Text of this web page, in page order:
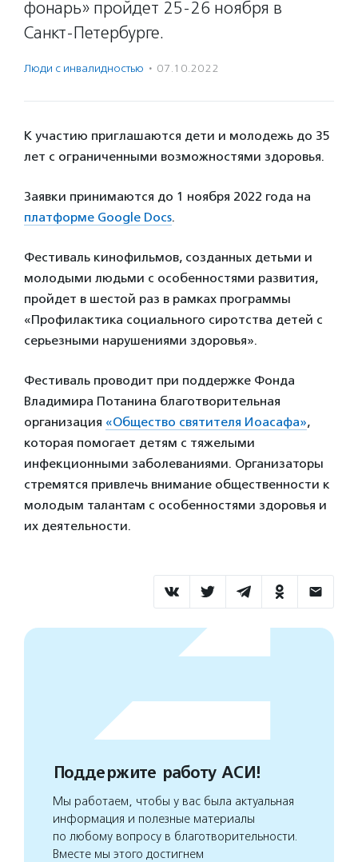
фонарь» пройдет 25-26 ноября в
Санкт-Петербурге.
Люди с инвалидностью · 07.10.2022
К участию приглашаются дети и молодежь до 35
лет с ограниченными возможностями здоровья.
Заявки принимаются до 1 ноября 2022 года на
платформе Google Docs.
Фестиваль кинофильмов, созданных детьми и
молодыми людьми с особенностями развития,
пройдет в шестой раз в рамках программы
«Профилактика социального сиротства детей с
серьезными нарушениями здоровья».
Фестиваль проводит при поддержке Фонда
Владимира Потанина благотворительная
организация «Общество святителя Иоасафа»,
которая помогает детям с тяжелыми
инфекционными заболеваниями. Организаторы
стремятся привлечь внимание общественности к
молодым талантам с особенностями здоровья и
их деятельности.
Поддержите работу АСИ!
Мы работаем, чтобы у вас была актуальная
информация и полезные материалы
по любому вопросу в благотворительности.
Вместе мы этого достигнем